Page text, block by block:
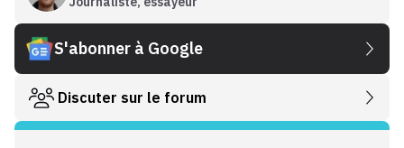
S'abonner à Google
Discuter sur le forum